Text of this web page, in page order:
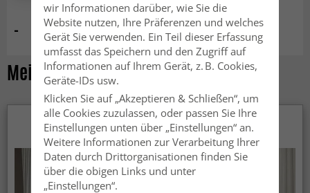
-
Meist angesehene Produkte
wir Informationen darüber, wie Sie die
Website nutzen, Ihre Präferenzen und welches
Gerät Sie verwenden. Ein Teil dieser Erfassung
umfasst das Speichern und den Zugriff auf
Informationen auf Ihrem Gerät, z. B. Cookies,
Geräte-IDs usw.
Klicken Sie auf „Akzeptieren & Schließen“, um
alle Cookies zuzulassen, oder passen Sie Ihre
Einstellungen unten über „Einstellungen“ an.
Weitere Informationen zur Verarbeitung Ihrer
Daten durch Drittorganisationen finden Sie
über die obigen Links und unter
„Einstellungen“.